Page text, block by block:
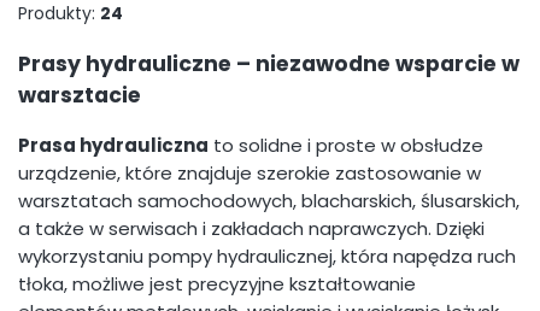
Produkty: 24
Prasy hydrauliczne – niezawodne wsparcie w
warsztacie
Prasa hydrauliczna to solidne i proste w obsłudze
urządzenie, które znajduje szerokie zastosowanie w
warsztatach samochodowych, blacharskich, ślusarskich,
a także w serwisach i zakładach naprawczych. Dzięki
wykorzystaniu pompy hydraulicznej, która napędza ruch
tłoka, możliwe jest precyzyjne kształtowanie